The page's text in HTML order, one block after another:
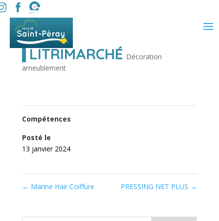
LITRIMARCHÉ Décoration 
ameublement
Compétences
Posté le
13 janvier 2024
← Marine Hair Coiffure PRESSING NET PLUS →